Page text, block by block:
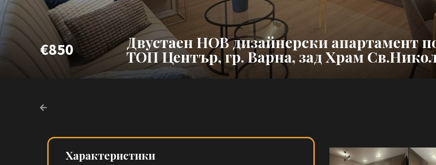
€850 Двустаен НОВ дизайнерски апартамент
ТОП Център, гр. Варна, зад Храм
Характеристики